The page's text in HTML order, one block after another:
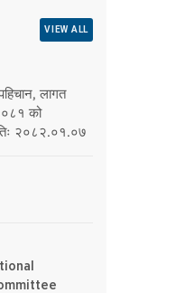
VIEW ALL
लागत
को
२०८२.०१.०७